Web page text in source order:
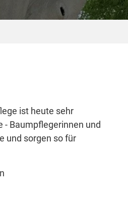
ist heute sehr
- Baumpflegerinnen und
und sorgen so für